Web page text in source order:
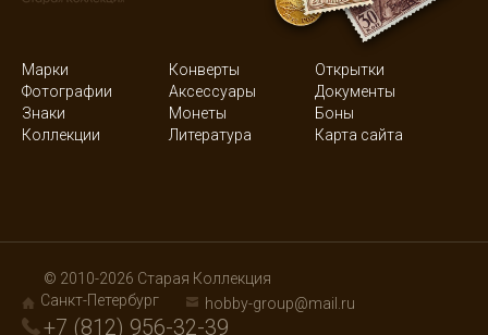
Марки Конверты
Открытки
Фотографии
Аксессуары
Документы
Знаки
Монеты
Боны
Коллекции
Литература Карта сайта
© 2010-2026 Старая Коллекция
Санкт-Петербург
hobby-group@mail.ru
+7 (812) 956-32-39